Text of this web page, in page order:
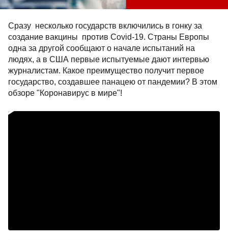
Сразу несколько государств включились в гонку за
создание вакцины против Covid-19. Страны Европы
одна за другой сообщают о начале испытаний на
людях, а в США первые испытуемые дают интервью
журналистам. Какое преимущество получит первое
государство, создавшее панацею от пандемии? В этом
обзоре "Коронавирус в мире"!